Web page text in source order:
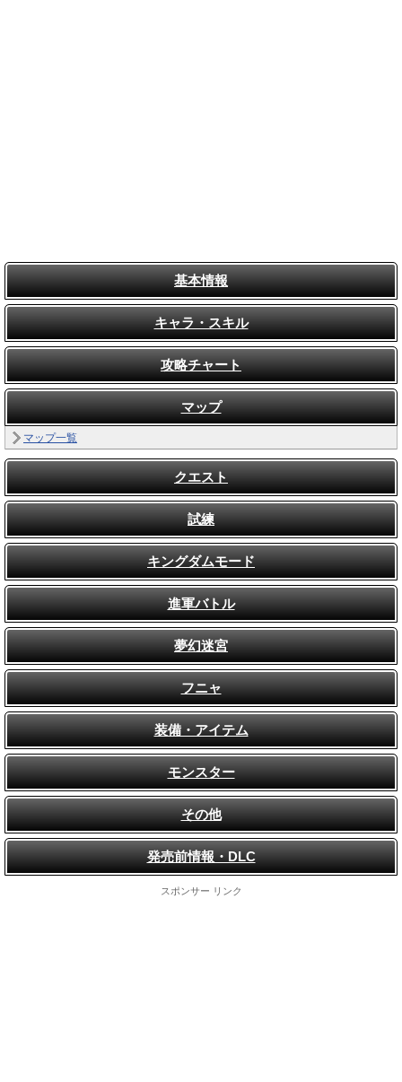
基本情報
キャラ・スキル
攻略チャート
マップ
マップ一覧
クエスト
試練
キングダムモード
進軍バトル
夢幻迷宮
フニャ
装備・アイテム
モンスター
その他
発売前情報・DLC
スポンサー リンク